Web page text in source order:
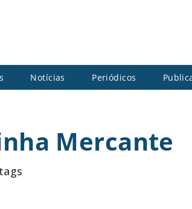
Notícias Periódicos
Mercante